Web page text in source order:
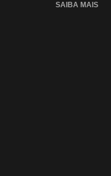
SAIBA MAIS